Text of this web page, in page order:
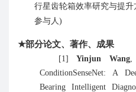
行星齿轮箱效率研究与提升
参与人 )
★部分论文、著作、成果
[1] Yinjun Wang,
ConditionSenseNet: A
Bearing Intelligent